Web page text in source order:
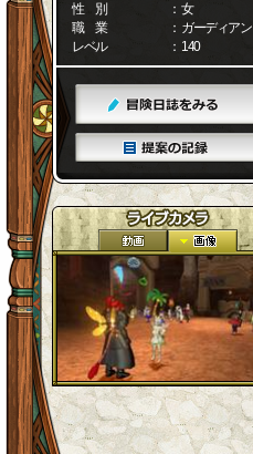
性 別
： 女
職 業
： ガーディアン
レベル
： 140